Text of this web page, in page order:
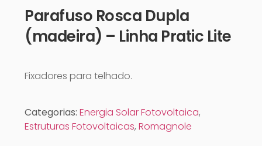
Parafuso Rosca Dupla
(madeira) – Linha Pratic Lite
Fixadores para telhado.
Categorias: Energia Solar Fotovoltaica,
Estruturas Fotovoltaicas, Romagnole